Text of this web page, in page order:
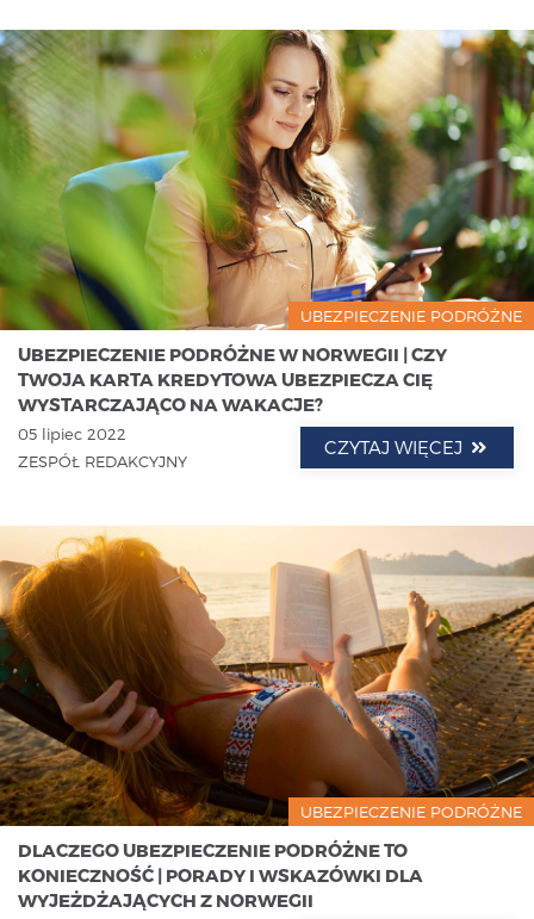
UBEZPIECZENIE PODRÓŻNE
UBEZPIECZENIE PODRÓŻNE W NORWEGII | CZY
TWOJA KARTA KREDYTOWA UBEZPIECZA CIĘ
WYSTARCZAJĄCO NA WAKACJE?
05 lipiec 2022
ZESPÓŁ REDAKCYJNY
CZYTAJ WIĘCEJ
UBEZPIECZENIE PODRÓŻNE
DLACZEGO UBEZPIECZENIE PODRÓŻNE TO
KONIECZNOŚĆ | PORADY I WSKAZÓWKI DLA
WYJEŻDŻAJĄCYCH Z NORWEGII